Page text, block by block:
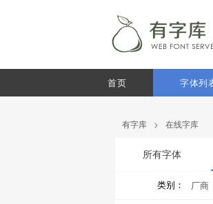
首页 字体列
有字库 > 在线字库
所有字体
类别： 厂商